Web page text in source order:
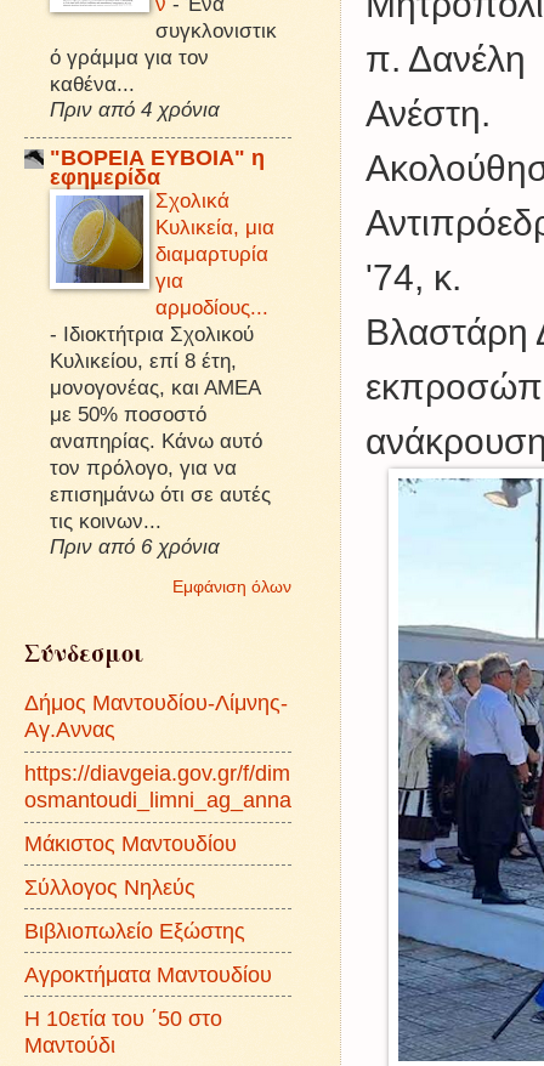
π. Δανέλη
Ανέστη.
'74, κ.
Βλαστάρη
συγκλονιστικ
ό γράμμα για τον
καθένα...
Πριν από 4 χρόνια
"ΒΟΡΕΙΑ ΕΥΒΟΙΑ" η
εφημερίδα
Σχολικά
Κυλικεία, μια
διαμαρτυρία
για
αρμοδίους...
- Ιδιοκτήτρια Σχολικού
Κυλικείου, επί 8 έτη,
μονογονέας, και ΑΜΕΑ
με 50% ποσοστό
αναπηρίας. Κάνω αυτό
τον πρόλογο, για να
επισημάνω ότι σε αυτές
τις κοινων...
Πριν από 6 χρόνια
Εμφάνιση όλων
Σύνδεσμοι
Δήμος Μαντουδίου-Λίμνης-
Αγ.Αννας
https://diavgeia.gov.gr/f/dim
osmantoudi_limni_ag_anna
Μάκιστος Μαντουδίου
Σύλλογος Νηλεύς
Βιβλιοπωλείο Εξώστης
Αγροκτήματα Μαντουδίου
Η 10ετία του ΄50 στο
Μαντούδι